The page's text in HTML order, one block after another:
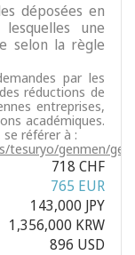
déposées en
une
selon la règle
par les
réductions de
entreprises,
académiques.
se référer à :
genmen/
718 CHF
765 EUR
143,000 JPY
1,356,000 KRW
896 USD